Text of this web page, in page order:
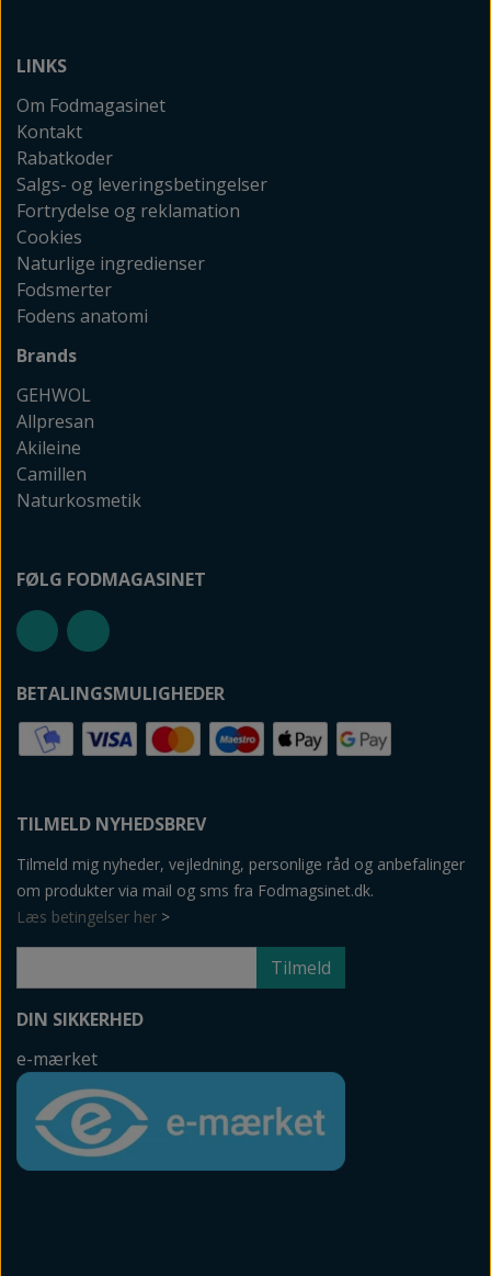
LINKS
Om Fodmagasinet
Kontakt
Rabatkoder
Salgs- og leveringsbetingelser
Fortrydelse og reklamation
Cookies
Naturlige ingredienser
Fodsmerter
Fodens anatomi
Brands
GEHWOL
Allpresan
Akileine
Camillen
Naturkosmetik
FØLG FODMAGASINET
BETALINGSMULIGHEDER
TILMELD NYHEDSBREV
Tilmeld mig nyheder, vejledning, personlige råd og anbefalinger
om produkter via mail og sms fra Fodmagsinet.dk.
Læs betingelser her >
Tilmeld
DIN SIKKERHED
e-mærket